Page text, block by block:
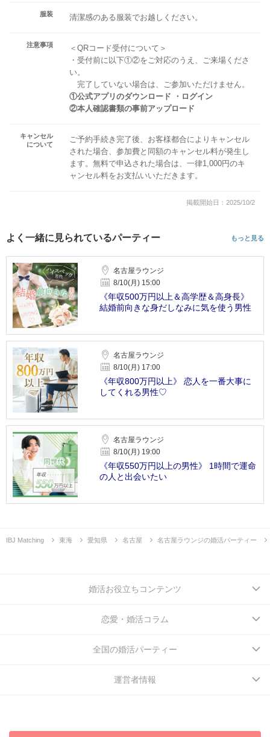
服装 清潔感のある服装でお越しください。
注意事項
＜QRコード受付について＞
・受付前に以下①②をご対応のうえ、ご来場くださ
い。
完了していない場合は、ご参加いただけません。
①公式アプリのダウンロード ・ログイン
②本人確認書類の事前アップロード
キャンセル
について
ご予約手続き完了後、お客様都合によりキャンセル
された場合、参加費と同額のキャンセル料が発生し
ます。無料で申込された場合は、一律1,000円のキ
ャンセル料をお支払いいただきます。
掲載開始日：2025/10/2
よく一緒に見られているパーティー もっと見る
名古屋ラウンジ
8/10(月) 15:00
《年収500万円以上＆高学歴＆高身長》
結婚前向きな身だしなみに気を使う男性
名古屋ラウンジ
8/10(月) 17:00
《年収800万円以上》 恋人を一番大事に
してくれる男性♡
名古屋ラウンジ
8/10(月) 19:00
《年収550万円以上の男性》 1時間で運命
の人と出会いたい
IBJ Matching 東海 愛知県 名古屋 名古屋ラウンジの婚活パーティー
婚活お役立ちコンテンツ
恋愛・婚活コラム
全国の婚活パーティー
運営者情報